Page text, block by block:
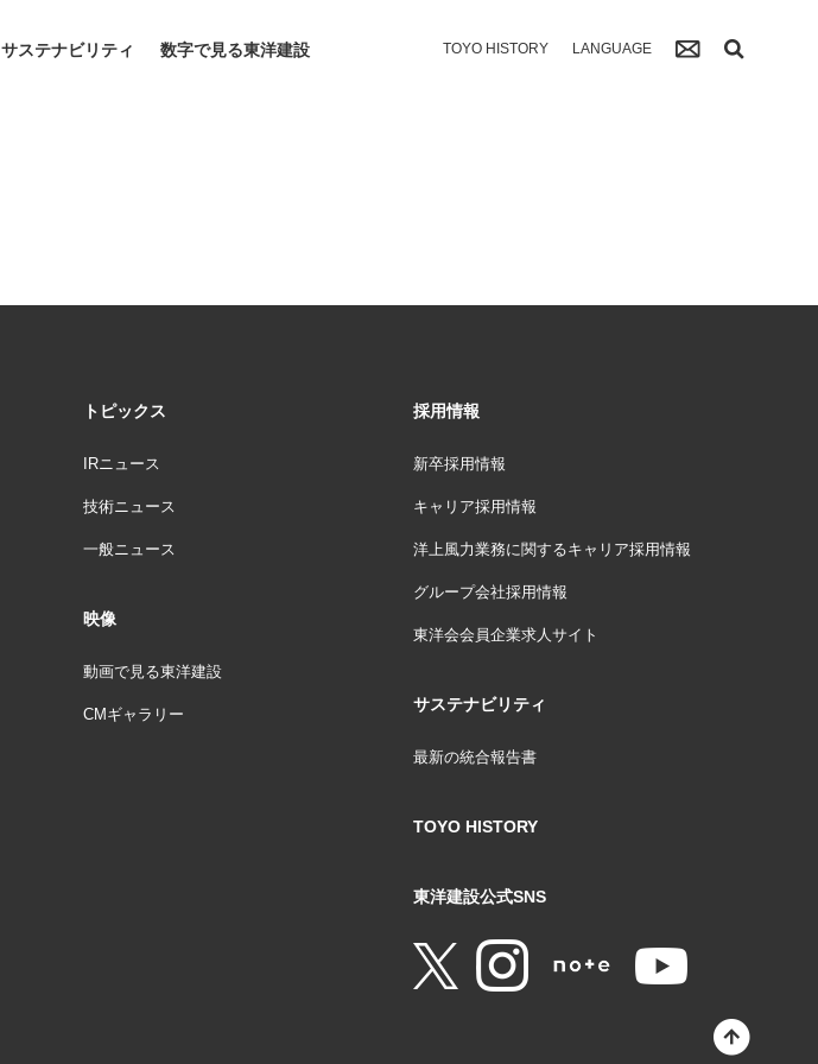
サステナビリティ 数字で見る東洋建設 TOYO HISTORY LANGUAGE
トピックス
IRニュース
技術ニュース
一般ニュース
映像
動画で見る東洋建設
CMギャラリー
採用情報
新卒採用情報
キャリア採用情報
洋上風力業務に関するキャリア採用情報
グループ会社採用情報
東洋会会員企業求人サイト
サステナビリティ
最新の統合報告書
TOYO HISTORY
東洋建設公式SNS